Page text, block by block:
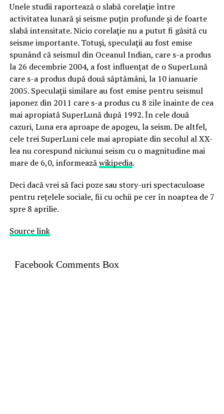
Unele studii raportează o slabă corelaţie între
activitatea lunară şi seisme puţin profunde şi de foarte
slabă intensitate. Nicio corelaţie nu a putut fi găsită cu
seisme importante. Totuşi, speculaţii au fost emise
spunând că seismul din Oceanul Indian, care s-a produs
la 26 decembrie 2004, a fost influenţat de o SuperLună
care s-a produs după două săptămâni, la 10 ianuarie
2005. Speculaţii similare au fost emise pentru seismul
japonez din 2011 care s-a produs cu 8 zile înainte de cea
mai apropiată SuperLună după 1992. În cele două
cazuri, Luna era aproape de apogeu, la seism. De altfel,
cele trei SuperLuni cele mai apropiate din secolul al XX-
lea nu corespund niciunui seism cu o magnitudine mai
mare de 6,0, informeazăwikipedia.
Deci dacă vrei să faci poze sau story-uri spectaculoase
pentru reţelele sociale, fii cu ochii pe cer în noaptea de 7
spre 8 aprilie.
Source link
Facebook Comments Box